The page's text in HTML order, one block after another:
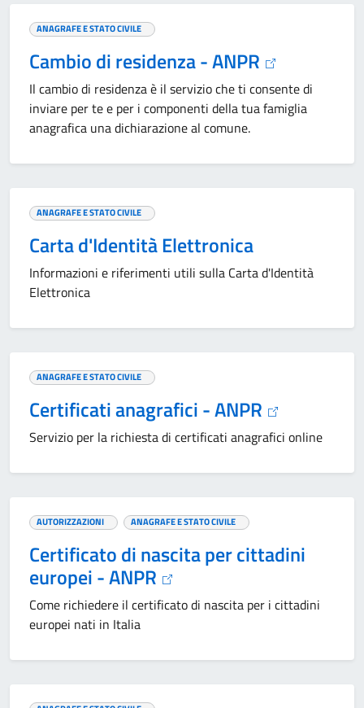
ANAGRAFE E STATO CIVILE
Cambio di residenza - ANPR
Il cambio di residenza è il servizio che ti consente di
inviare per te e per i componenti della tua famiglia
anagrafica una dichiarazione al comune.
ANAGRAFE E STATO CIVILE
Carta d'Identità Elettronica
Informazioni e riferimenti utili sulla Carta d'Identità
Elettronica
ANAGRAFE E STATO CIVILE
Certificati anagrafici - ANPR
Servizio per la richiesta di certificati anagrafici online
AUTORIZZAZIONI ANAGRAFE E STATO CIVILE
Certificato di nascita per cittadini
europei - ANPR
Come richiedere il certificato di nascita per i cittadini
europei nati in Italia